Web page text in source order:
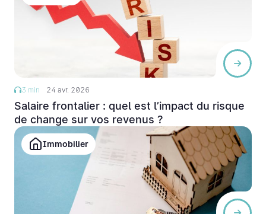
3 min 24 avr. 2026
Salaire frontalier : quel est l’impact du risque
de change sur vos revenus ?
Immobilier